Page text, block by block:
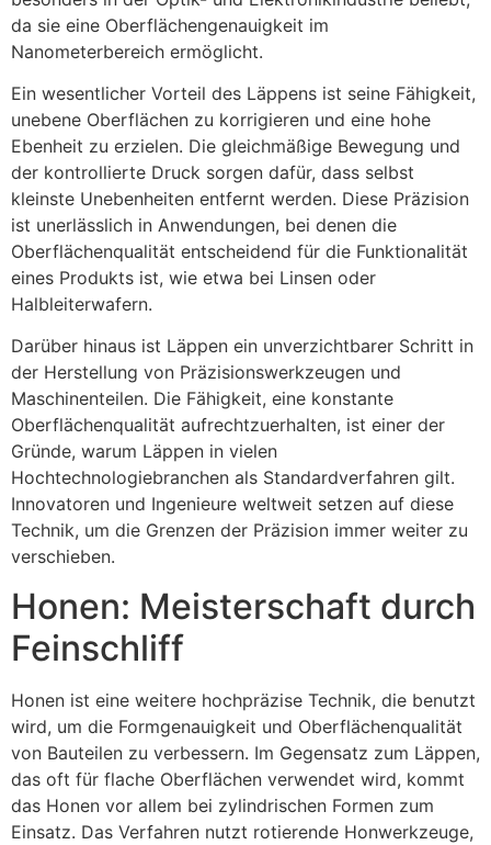
da sie eine Oberflächengenauigkeit im
Nanometerbereich ermöglicht.
Ein wesentlicher Vorteil des Läppens ist seine Fähigkeit,
unebene Oberflächen zu korrigieren und eine hohe
Ebenheit zu erzielen. Die gleichmäßige Bewegung und
der kontrollierte Druck sorgen dafür, dass selbst
kleinste Unebenheiten entfernt werden. Diese Präzision
ist unerlässlich in Anwendungen, bei denen die
Oberflächenqualität entscheidend für die Funktionalität
eines Produkts ist, wie etwa bei Linsen oder
Halbleiterwafern.
Darüber hinaus ist Läppen ein unverzichtbarer Schritt in
der Herstellung von Präzisionswerkzeugen und
Maschinenteilen. Die Fähigkeit, eine konstante
Oberflächenqualität aufrechtzuerhalten, ist einer der
Gründe, warum Läppen in vielen
Hochtechnologiebranchen als Standardverfahren gilt.
Innovatoren und Ingenieure weltweit setzen auf diese
Technik, um die Grenzen der Präzision immer weiter zu
verschieben.
Honen: Meisterschaft durch
Feinschliff
Honen ist eine weitere hochpräzise Technik, die benutzt
wird, um die Formgenauigkeit und Oberflächenqualität
von Bauteilen zu verbessern. Im Gegensatz zum Läppen,
das oft für flache Oberflächen verwendet wird, kommt
das Honen vor allem bei zylindrischen Formen zum
Einsatz. Das Verfahren nutzt rotierende Honwerkzeuge,